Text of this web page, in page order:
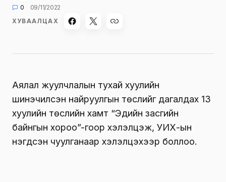
0
09/11/2022
ХУВААЛЦАХ
Аялал жуулчлалын тухай хуулийн
шинэчилсэн найруулгын төслийг дагалдах 13
хуулийн төслийн хамт “Эдийн засгийн
байнгын хороо”-гоор хэлэлцэж, УИХ-ын
нэгдсэн чуулганаар хэлэлцэхээр боллоо.